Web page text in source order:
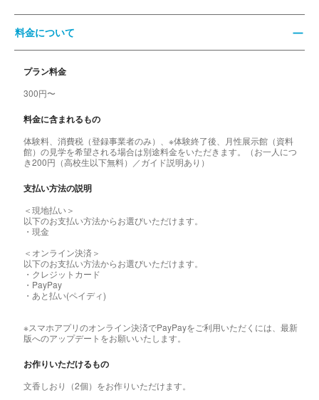
料金について
プラン料金
300円〜
料金に含まれるもの
体験料、消費税（登録事業者のみ）、※体験終了後、月性展示館（資料
館）の見学を希望される場合は別途料金をいただきます。（お一人につ
き200円（高校生以下無料）／ガイド説明あり）
支払い方法の説明
＜現地払い＞
以下のお支払い方法からお選びいただけます。
・現金
＜オンライン決済＞
以下のお支払い方法からお選びいただけます。
・クレジットカード
・PayPay
・あと払い(ペイディ)
※スマホアプリのオンライン決済でPayPayをご利用いただくには、最新
版へのアップデートをお願いいたします。
お作りいただけるもの
文香しおり（2個）をお作りいただけます。